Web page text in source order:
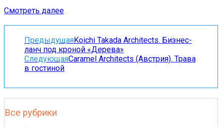
Смотреть далее
ПредыдущаяKoichi Takada Architects. Бизнес-
ланч под кроной «Дерева»
СледующаяCaramel Architects (Австрия). Трава
в гостиной
Все рубрики